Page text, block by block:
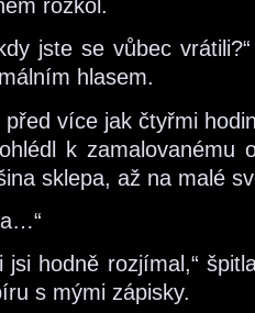
rozkol.
jste se vůbec
hlasem.
před více jak čtyřmi
k zamalovanému
sklepa, až na malé
jsi hodně rozjímal,“
s mými zápisky.